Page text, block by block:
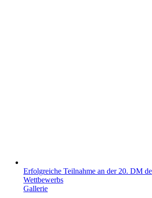
Erfolgreiche Teilnahme an der 20. DM
Wettbewerbs
Gallerie